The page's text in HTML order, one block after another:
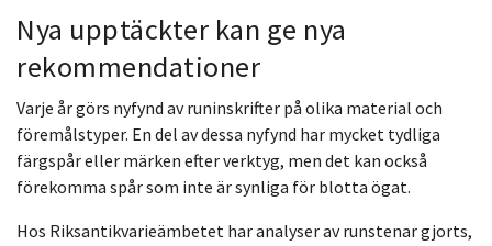
Nya upptäckter kan ge nya
rekommendationer
Varje år görs nyfynd av runinskrifter på olika material och
föremålstyper. En del av dessa nyfynd har mycket tydliga
färgspår eller märken efter verktyg, men det kan också
förekomma spår som inte är synliga för blotta ögat.
Hos Riksantikvarieämbetet har analyser av runstenar gjorts,